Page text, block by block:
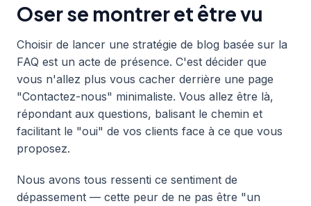
Oser se montrer et être vu
Choisir de lancer une stratégie de blog basée sur la
FAQ est un acte de présence. C'est décider que
vous n'allez plus vous cacher derrière une page
"Contactez-nous" minimaliste. Vous allez être là,
répondant aux questions, balisant le chemin et
facilitant le "oui" de vos clients face à ce que vous
proposez.
Nous avons tous ressenti ce sentiment de
dépassement — cette peur de ne pas être "un